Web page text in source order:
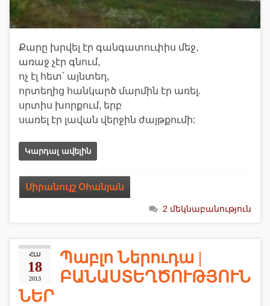
Քարը խրվել էր գանգատուփիս մեջ,
առաջ չէր գնում,
ոչ էլ հետ՝ այնտեղ,
որտեղից հանկարծ մարմին էր առել.
սրտիս խորքում, երբ
սառել էր լավան վերջին ժայթքումի:
Կարդալ ավելին
Սիրանույշ Օհանյան
2 մեկնաբանություն
ՀԼՍ
18
2013
Պաբլո Ներուդա |
ԲԱՆԱՍՏԵՂԾՈՒԹՅՈՒՆ
ՆԵՐ